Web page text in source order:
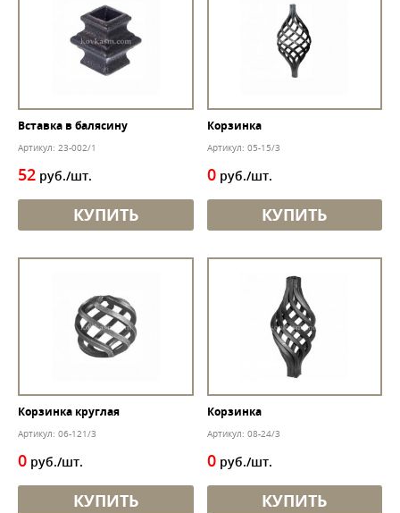
Вставка в балясину
Артикул: 23-002/1
52 руб./шт.
КУПИТЬ
Корзинка
Артикул: 05-15/3
0руб./шт.
КУПИТЬ
Корзинка круглая
Артикул: 06-121/3
0 руб./шт.
КУПИТЬ
Корзинка
Артикул: 08-24/3
0руб./шт.
КУПИТЬ